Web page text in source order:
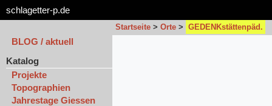
schlagetter-p.de
Startseite > Orte > GEDENKstättenpäd.
BLOG / aktuell
Katalog
Projekte
Topographien
Jahrestage Giessen